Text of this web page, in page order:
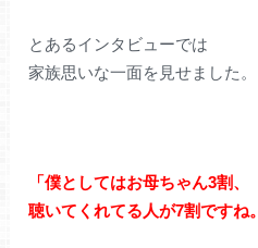
とあるインタビューでは
家族思いな一面を見せました。
「僕としてはお母ちゃん3割、
聴いてくれてる人が7割ですね。